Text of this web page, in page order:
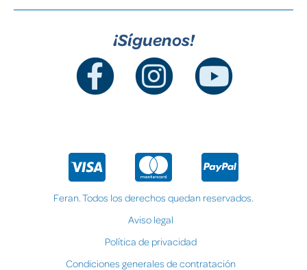
¡Síguenos!
Feran. Todos los derechos quedan reservados.
Aviso legal
Política de privacidad
Condiciones generales de contratación